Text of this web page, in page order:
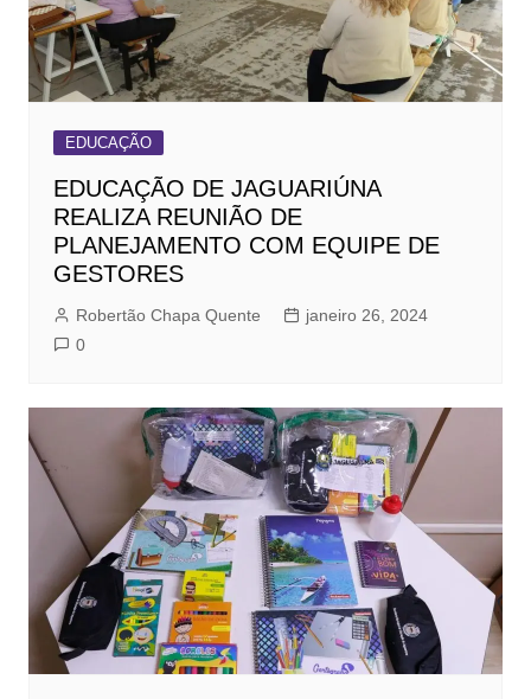
EDUCAÇÃO
EDUCAÇÃO DE JAGUARIÚNA
REALIZA REUNIÃO DE
PLANEJAMENTO COM EQUIPE DE
GESTORES
Robertão Chapa Quente
janeiro 26, 2024
0